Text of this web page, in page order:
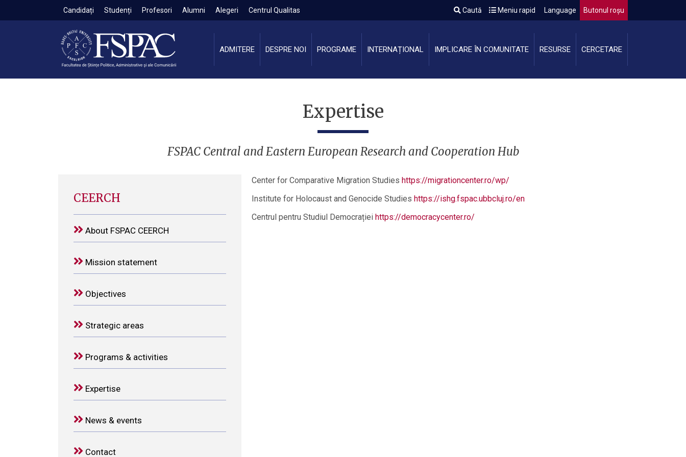
Candidați Studenți Profesori Alumni Alegeri Centrul Qualitas Caută Meniu rapid Language Butonul roșu
ADMITERE DESPRE NOI PROGRAME INTERNAȚIONAL IMPLICARE ÎN COMUNITATE RESURSE CERCETARE
Expertise
FSPAC Central and Eastern European Research and Cooperation Hub
Center for Comparative Migration Studies https://migrationcenter.ro/wp/
Institute for Holocaust and Genocide Studies https://ishg.fspac.ubbcluj.ro/en
Centrul pentru Studiul Democrației https://democracycenter.ro/
CEERCH
About FSPAC CEERCH
Mission statement
Objectives
Strategic areas
Programs & activities
Expertise
News & events
Contact